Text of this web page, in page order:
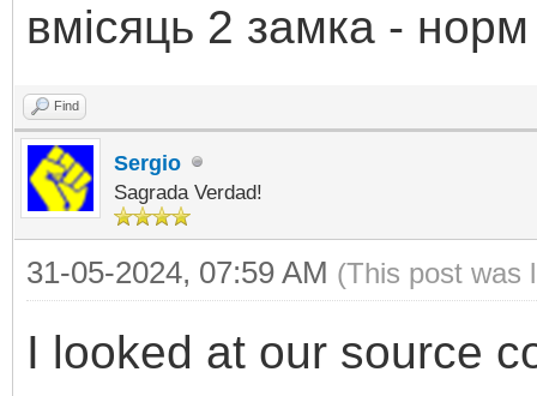
вмісяць 2 замка - норм
Find
Sergio
Sagrada Verdad!
31-05-2024, 07:59 AM (This post was
I looked at our source